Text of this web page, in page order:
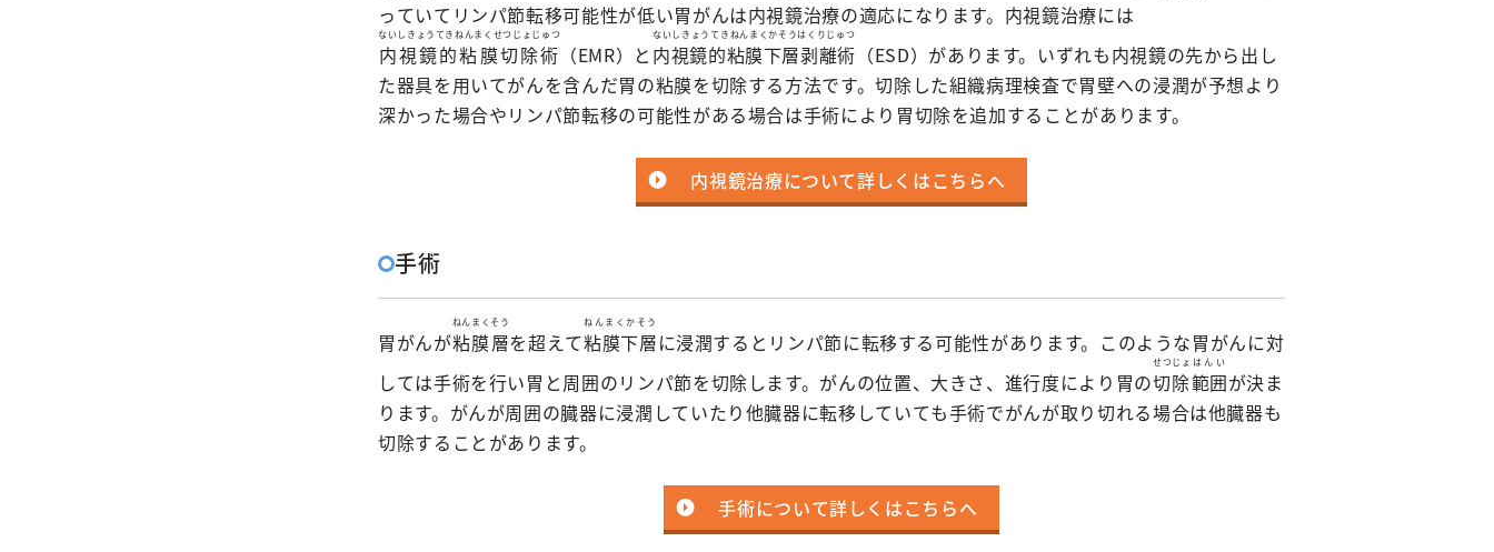
っていてリンパ節転移可能性が低い胃がんは内視鏡治療の適応になります。内視鏡治療には
内視鏡的粘膜切除術
ないしきょうてきねんまくせつじょじゅつ
（EMR）と 内視鏡的粘膜下層剥離術
ないしきょうてきねんまくかそうはくりじゅつ
（ESD）があります。いずれも内視鏡の先から出し
た器具を用いてがんを含んだ胃の粘膜を切除する方法です。切除した組織病理検査で胃壁への浸潤が予想より
深かった場合やリンパ節転移の可能性がある場合は手術により胃切除を追加することがあります。
内視鏡治療について詳しくはこちらへ
手術
胃がんが粘膜
ねんまく
層
そう
を超えて粘膜下層
ねんまくかそう
に浸潤するとリンパ節に転移する可能性があります。このような胃がんに対
しては手術を行い胃と周囲のリンパ節を切除します。がんの位置、大きさ、進行度により胃の切除
せつじょ
範囲
はんい
が決ま
ります。がんが周囲の臓器に浸潤していたり他臓器に転移していても手術でがんが取り切れる場合は他臓器も
切除することがあります。
手術について詳しくはこちらへ